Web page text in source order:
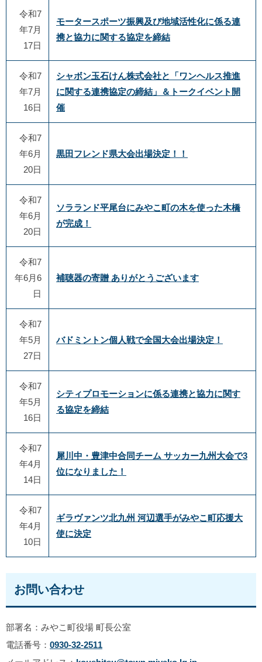
令和7
年7月
17日
モータースポーツ振興及び地域活性化に係る連
携と協力に関する協定を締結
令和7
年7月
16日
シャボン玉石けん株式会社と「ワンヘルス推進
に関する連携協定の締結」＆トークイベント開
催
令和7
年6月
20日
黒田フレンド県大会出場決定！！
令和7
年6月
20日
ソラランド平尾台にみやこ町の木を使った木橋
が完成！
令和7
年6月6
日
補聴器の寄贈 ありがとうございます
令和7
年5月
27日
バドミントン個人戦で全国大会出場決定！
令和7
年5月
16日
シティプロモーションに係る連携と協力に関す
る協定を締結
令和7
年4月
14日
犀川中・豊津中合同チーム サッカー九州大会で3
位になりました！
令和7
年4月
10日
ギラヴァンツ北九州 河辺選手がみやこ町応援大
使に決定
お問い合わせ
部署名：みやこ町役場 町長公室
電話番号： 0930-32-2511